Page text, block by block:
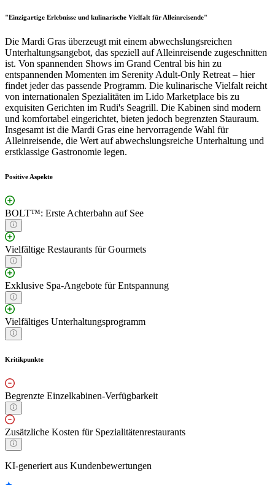
"Einzigartige Erlebnisse und kulinarische Vielfalt für Alleinreisende"
Die Mardi Gras überzeugt mit einem abwechslungsreichen
Unterhaltungsangebot, das speziell auf Alleinreisende zugeschnitten
ist. Von spannenden Shows im Grand Central bis hin zu
entspannenden Momenten im Serenity Adult-Only Retreat – hier
findet jeder das passende Programm. Die kulinarische Vielfalt reicht
von internationalen Spezialitäten im Lido Marketplace bis zu
exquisiten Gerichten im Rudi's Seagrill. Die Kabinen sind modern
und komfortabel eingerichtet, bieten jedoch begrenzten Stauraum.
Insgesamt ist die Mardi Gras eine hervorragende Wahl für
Alleinreisende, die Wert auf abwechslungsreiche Unterhaltung und
erstklassige Gastronomie legen.
Positive Aspekte
BOLT™: Erste Achterbahn auf See
Vielfältige Restaurants für Gourmets
Exklusive Spa-Angebote für Entspannung
Vielfältiges Unterhaltungsprogramm
Kritikpunkte
Begrenzte Einzelkabinen-Verfügbarkeit
Zusätzliche Kosten für Spezialitätenrestaurants
KI-generiert aus Kundenbewertungen